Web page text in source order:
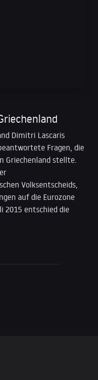
Dimitri Lascaris
Fragen, die
Griechenland stellte.
Volksentscheids,
auf die Eurozone
2015 entschied die